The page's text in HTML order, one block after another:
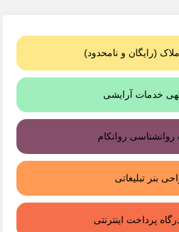
(رایگان و نامحدود)
خدمات آرایشی
روانکام
بنر تبلیغاتی
پرداخت اینترنتی